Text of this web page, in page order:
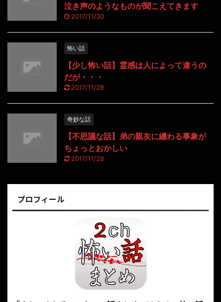
泣き声のようなものが聞こえてきます
2017/11/30
怖い話
【少し怖い話】霊感は人によって違うの
だが・・・
2017/11/28
奇妙な話
【不思議な話】弟の親友に纏わる事象が
ちょっとおかしい
2017/11/28
プロフィール